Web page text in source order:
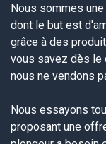
Nous sommes
dont le but est
grâce à des
vous savez dès le
nous ne vendons
Nous essayons
proposant une